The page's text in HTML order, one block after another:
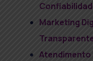
Marketing
Atendimento